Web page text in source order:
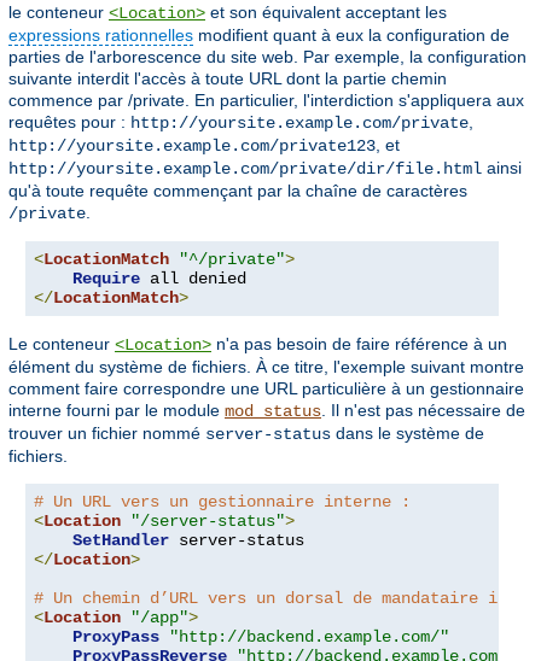
le conteneur <Location> et son équivalent acceptant les
expressions rationnelles modifient quant à eux la configuration de
parties de l'arborescence du site web. Par exemple, la configuration
suivante interdit l'accès à toute URL dont la partie chemin
commence par /private. En particulier, l'interdiction s'appliquera aux
requêtes pour : http://yoursite.example.com/private
http://yoursite.example.com/private123 , et
http://yoursite.example.com/private/dir/file.html ainsi
qu'à toute requête commençant par la chaîne de caractères
/private
<LocationMatch "^/private">
Require
</LocationMatch>
Le conteneur <Location> n'a pas besoin de faire référence à un
élément du système de fichiers. À ce titre, l'exemple suivant montre
comment faire correspondre une URL particulière à un gestionnaire
interne fourni par le module mod_status . Il n'est pas nécessaire de
trouver un fichier nommé server-status dans le système de
fichiers.
# Un URL vers un gestionnaire interne :
<Location "/server-status">
SetHandler
</Location>
# Un chemin d’URL vers un dorsal de mandataire
<Location "/app">
ProxyPass
"http://backend.example.com/"
ProxyPassReverse
"http://backend.example.com/"